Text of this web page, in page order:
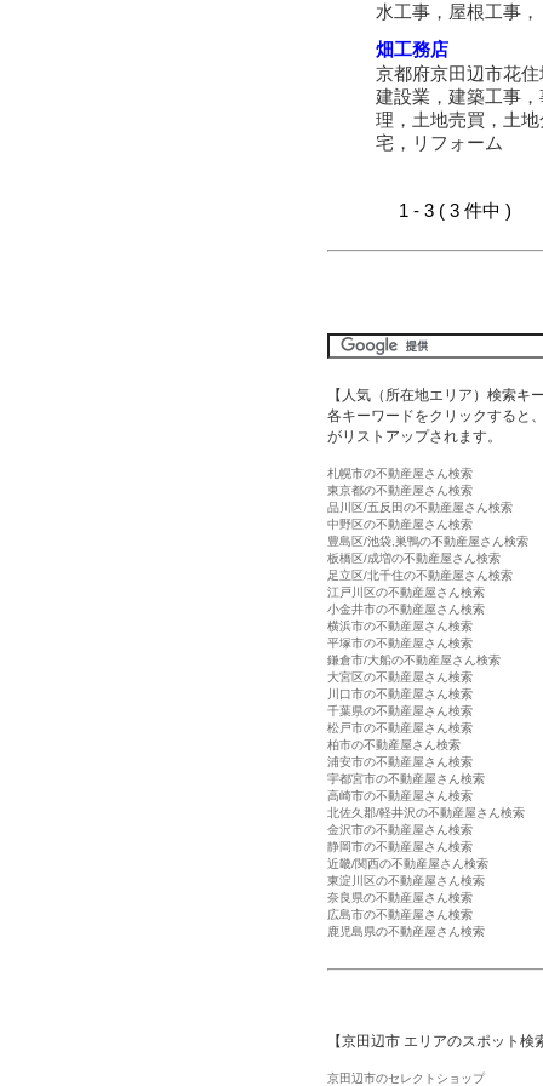
水工事，屋根工事
畑工務店
京都府京田辺市花
建設業，建築工事
理，土地売買，土
宅，リフォーム
1 - 3 ( 3 件中 )
【人気（所在地エリア）検索キ
各キーワードをクリックすると
がリストアップされます。
札幌市の不動産屋さん検索
東京都の不動産屋さん検索
品川区/五反田の不動産屋さん検索
中野区の不動産屋さん検索
豊島区/池袋,巣鴨の不動産屋さん検索
板橋区/成増の不動産屋さん検索
足立区/北千住の不動産屋さん検索
江戸川区の不動産屋さん検索
小金井市の不動産屋さん検索
横浜市の不動産屋さん検索
平塚市の不動産屋さん検索
鎌倉市/大船の不動産屋さん検索
大宮区の不動産屋さん検索
川口市の不動産屋さん検索
千葉県の不動産屋さん検索
松戸市の不動産屋さん検索
柏市の不動産屋さん検索
浦安市の不動産屋さん検索
宇都宮市の不動産屋さん検索
高崎市の不動産屋さん検索
北佐久郡/軽井沢の不動産屋さん検索
金沢市の不動産屋さん検索
静岡市の不動産屋さん検索
近畿/関西の不動産屋さん検索
東淀川区の不動産屋さん検索
奈良県の不動産屋さん検索
広島市の不動産屋さん検索
鹿児島県の不動産屋さん検索
【京田辺市 エリアのスポット検
京田辺市のセレクトショップ